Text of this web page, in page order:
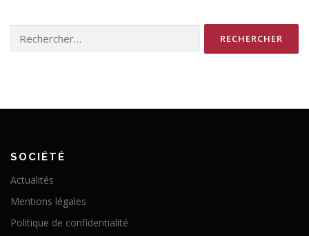
SOCIÉTÉ
Actualités
Mentions légales
Politique de confidentialité